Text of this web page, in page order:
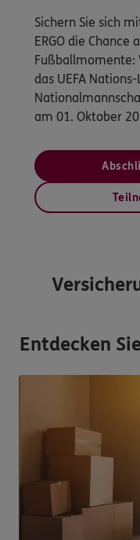
Sichern Sie sich
ERGO die Chance
Fußballmomente:
das UEFA
am 01. Oktober
Entdecken